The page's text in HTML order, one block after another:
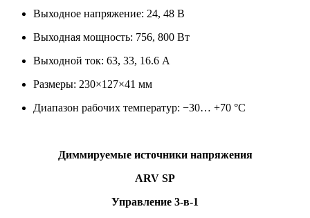
Выходное напряжение: 24, 48 В
Выходная мощность: 756, 800 Вт
Выходной ток: 63, 33, 16.6 А
Размеры: 230×127×41 мм
Диапазон рабочих температур: −30… +70 °С
Диммируемые источники напряжения
ARV SP
Управление 3-в-1